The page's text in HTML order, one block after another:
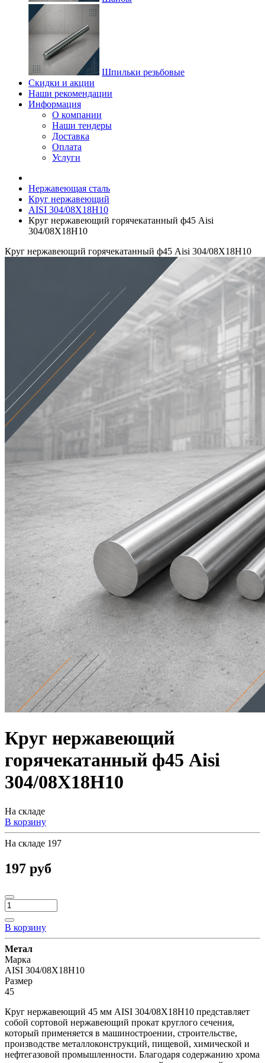
Шпильки резьбовые
Скидки и акции
Наши рекомендации
Информация
О компании
Наши тендеры
Доставка
Оплата
Услуги
Нержавеющая сталь
Круг нержавеющий
AISI 304/08Х18Н10
Круг нержавеющий горячекатанный ф45 Aisi
304/08Х18Н10
Круг нержавеющий горячекатанный ф45 Aisi 304/08Х18Н10
Круг нержавеющий
горячекатанный ф45 Aisi
304/08Х18Н10
На складе
В корзину
На складе 197
197 руб
В корзину
Метал
Марка
AISI 304/08Х18Н10
Размер
45
Круг нержавеющий 45 мм AISI 304/08Х18Н10 представляет
собой сортовой нержавеющий прокат круглого сечения,
который применяется в машиностроении, строительстве,
производстве металлоконструкций, пищевой, химической и
нефтегазовой промышленности. Благодаря содержанию хрома